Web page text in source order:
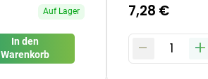
Auf Lager
In den
Warenkorb
7,28 €
- 1 +